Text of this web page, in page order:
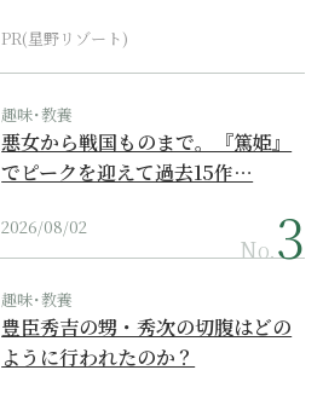
PR(星野リゾート)
趣味･教養
悪女から戦国ものまで。『篤姫』
でピークを迎えて過去15作…
2026/08/02
No.
趣味･教養
豊臣秀吉の甥・秀次の切腹はどの
ように行われたのか？